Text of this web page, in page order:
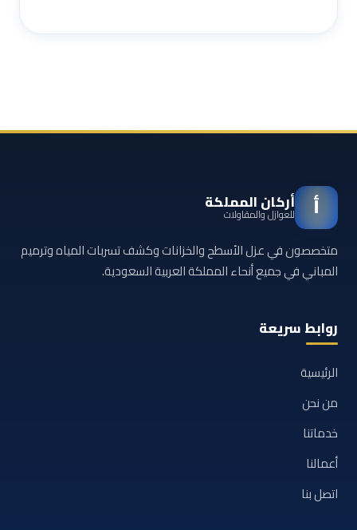
أ أركان المملكة
للعوازل والمقاولات
متخصصون في عزل الأسطح والخزانات وكشف تسربات المياه وترميم
المباني في جميع أنحاء المملكة العربية السعودية.
روابط سريعة
الرئيسية
من نحن
خدماتنا
أعمالنا
اتصل بنا